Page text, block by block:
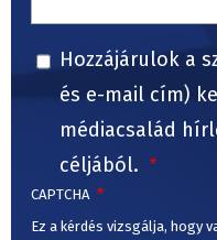
Hozzájárulok a
és e-mail cím)
médiacsalád
céljából.
CAPTCHA
Ez a kérdés vizsgálja, hogy